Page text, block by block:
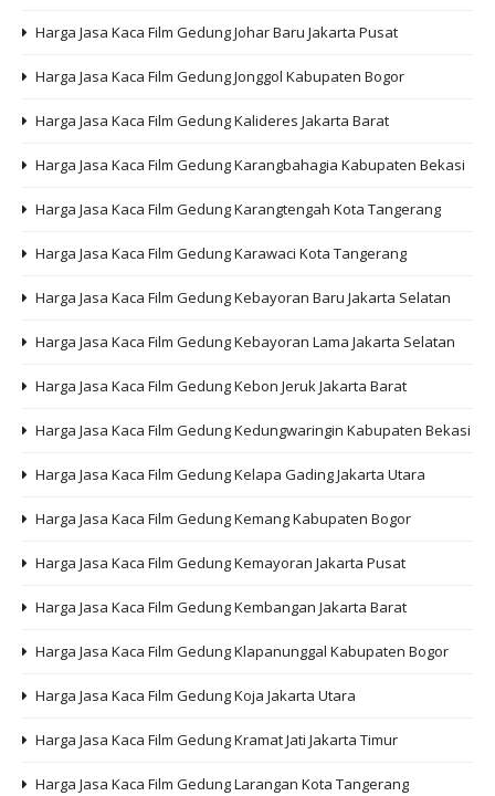
Harga Jasa Kaca Film Gedung Johar Baru Jakarta Pusat
Harga Jasa Kaca Film Gedung Jonggol Kabupaten Bogor
Harga Jasa Kaca Film Gedung Kalideres Jakarta Barat
Harga Jasa Kaca Film Gedung Karangbahagia Kabupaten Bekasi
Harga Jasa Kaca Film Gedung Karangtengah Kota Tangerang
Harga Jasa Kaca Film Gedung Karawaci Kota Tangerang
Harga Jasa Kaca Film Gedung Kebayoran Baru Jakarta Selatan
Harga Jasa Kaca Film Gedung Kebayoran Lama Jakarta Selatan
Harga Jasa Kaca Film Gedung Kebon Jeruk Jakarta Barat
Harga Jasa Kaca Film Gedung Kedungwaringin Kabupaten Bekasi
Harga Jasa Kaca Film Gedung Kelapa Gading Jakarta Utara
Harga Jasa Kaca Film Gedung Kemang Kabupaten Bogor
Harga Jasa Kaca Film Gedung Kemayoran Jakarta Pusat
Harga Jasa Kaca Film Gedung Kembangan Jakarta Barat
Harga Jasa Kaca Film Gedung Klapanunggal Kabupaten Bogor
Harga Jasa Kaca Film Gedung Koja Jakarta Utara
Harga Jasa Kaca Film Gedung Kramat Jati Jakarta Timur
Harga Jasa Kaca Film Gedung Larangan Kota Tangerang